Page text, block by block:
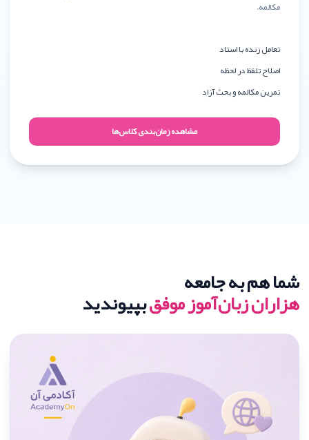
مکالمه.
تعامل زنده با استاد
اصلاح تلفظ در لحظه
تمرین مکالمه و بحث آزاد
مشاهده زمان‌بندی کلاس‌ها
شما هم به جامعه
هزاران زبان‌آموز موفقبپیوندید